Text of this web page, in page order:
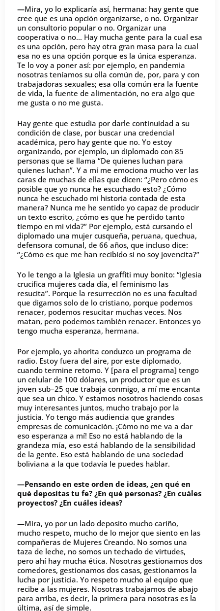
—Mira, yo lo explicaría así, hermana: hay gente que
cree que es una opción organizarse, o no. Organizar
un consultorio popular o no. Organizar una
cooperativa o no… Hay mucha gente para la cual esa
es una opción, pero hay otra gran masa para la cual
esa no es una opción porque es la única esperanza.
Te lo voy a poner así: por ejemplo, en pandemia
nosotras teníamos su olla común de, por, para y con
trabajadoras sexuales; esa olla común era la fuente
de vida, la fuente de alimentación, no era algo que
me gusta o no me gusta.
Hay gente que estudia por darle continuidad a su
condición de clase, por buscar una credencial
académica, pero hay gente que no. Yo estoy
organizando, por ejemplo, un diplomado con 85
personas que se llama “De quienes luchan para
quienes luchan”. Y a mí me emociona mucho ver las
caras de muchas de ellas que dicen: “¿Pero cómo es
posible que yo nunca he escuchado esto? ¿Cómo
nunca he escuchado mi historia contada de esta
manera? Nunca me he sentido yo capaz de producir
un texto escrito, ¿cómo es que he perdido tanto
tiempo en mi vida?” Por ejemplo, está cursando el
diplomado una mujer cusqueña, peruana, quechua,
defensora comunal, de 66 años, que incluso dice:
“¿Cómo es que me han recibido si no soy jovencita?”
Yo le tengo a la Iglesia un graffiti muy bonito: “Iglesia
crucifica mujeres cada día, el feminismo las
resucita”. Porque la resurrección no es una facultad
que digamos solo de lo cristiano, porque podemos
renacer, podemos resucitar muchas veces. Nos
matan, pero podemos también renacer. Entonces yo
tengo mucha esperanza, hermana.
Por ejemplo, yo ahorita conduzco un programa de
radio. Estoy fuera del aire, por este diplomado,
cuando termine retomo. Y [para el programa] tengo
un celular de 100 dólares, un productor que es un
joven sub–25 que trabaja conmigo, a mí me encanta
que sea un chico. Y estamos nosotros haciendo cosas
muy interesantes juntos, mucho trabajo por la
justicia. Yo tengo más audiencia que grandes
empresas de comunicación. ¡Cómo no me va a dar
eso esperanza a mí! Eso no está hablando de la
grandeza mía, eso está hablando de la sensibilidad
de la gente. Eso está hablando de una sociedad
boliviana a la que todavía le puedes hablar.
—Pensando en este orden de ideas, ¿en qué en
qué depositas tu fe? ¿En qué personas? ¿En cuáles
proyectos? ¿En cuáles ideas?
—Mira, yo por un lado deposito mucho cariño,
mucho respeto, mucho de lo mejor que siento en las
compañeras de Mujeres Creando. No somos una
taza de leche, no somos un techado de virtudes,
pero ahí hay mucha ética. Nosotras gestionamos dos
comedores, gestionamos dos casas, gestionamos la
lucha por justicia. Yo respeto mucho al equipo que
recibe a las mujeres. Nosotras trabajamos de abajo
para arriba, es decir, la primera para nosotras es la
última, así de simple.